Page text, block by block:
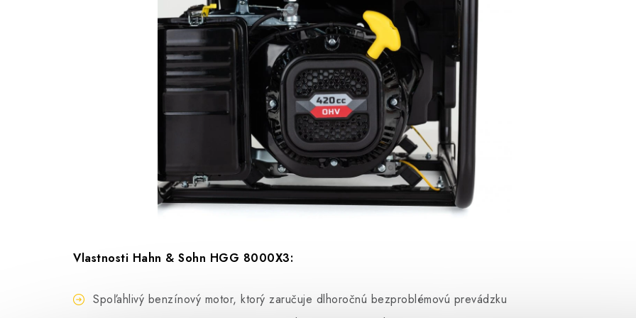
Hahn&Sohn Prepravná súprava pre HGG8000X, HGG8000X3 a HGG 11000E-E3
Vlastnosti Hahn & Sohn HGG 8000X3:
Spoľahlivý benzínový motor, ktorý zaručuje dlhoročnú bezproblémovú prevádzku